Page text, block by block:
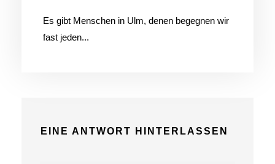
Es gibt Menschen in Ulm, denen begegnen wir
fast jeden...
EINE ANTWORT HINTERLASSEN